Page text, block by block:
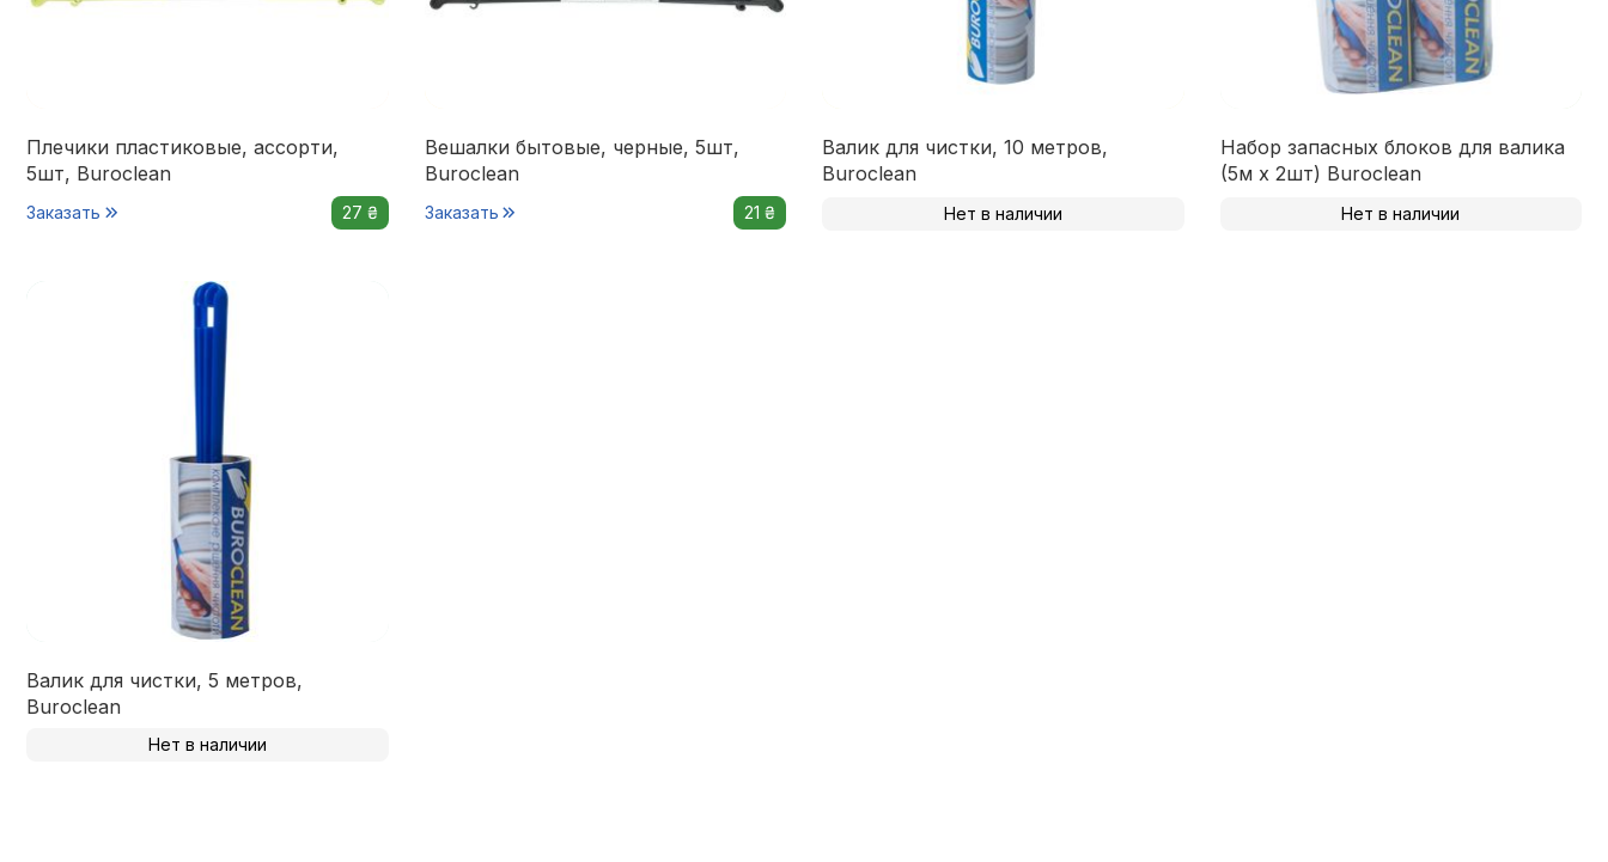
Плечики пластиковые, ассорти,
5шт, Buroclean
Заказать 27 ₴
Вешалки бытовые, черные, 5шт,
Buroclean
Заказать 21 ₴
Валик для чистки, 10 метров,
Buroclean
Нет в наличии
Набор запасных блоков для валика
(5м х 2шт) Buroclean
Нет в наличии
Валик для чистки, 5 метров,
Buroclean
Нет в наличии